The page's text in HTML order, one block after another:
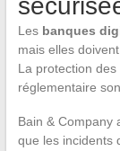
Les banques
mais elles
La protection des
réglementaire
Bain & Company
que les incidents